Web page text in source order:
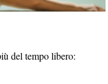
del tempo libero: